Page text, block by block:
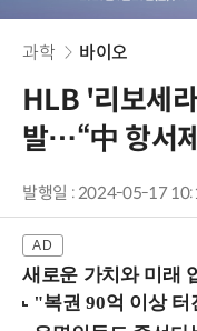
과학 바이오
HLB '리보세
발…“中 항서
발행일 : 2024-05-17
새로운 가치와 미래 업무 환경을 조